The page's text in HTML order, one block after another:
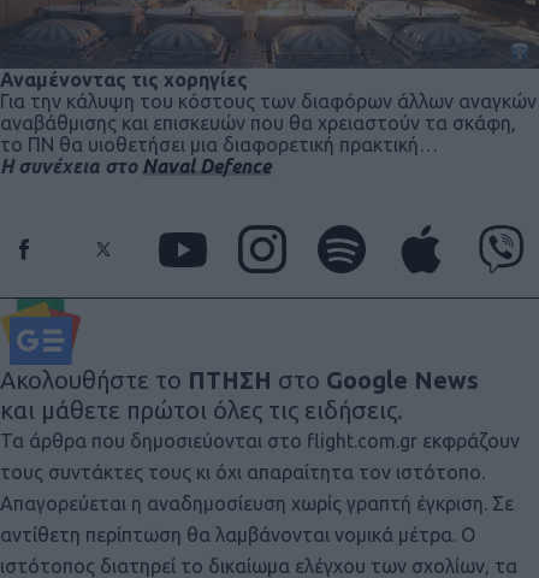
Αναμένοντας τις χορηγίες
Για την κάλυψη του κόστους των διαφόρων άλλων αναγκών
αναβάθμισης και επισκευών που θα χρειαστούν τα σκάφη,
το ΠΝ θα υιοθετήσει μια διαφορετική πρακτική…
H συνέχεια στο Naval Defence
Ακολουθήστε το ΠΤΗΣΗ στο Google News
και μάθετε πρώτοι όλες τις ειδήσεις.
Τα άρθρα που δημοσιεύονται στο flight.com.gr εκφράζουν
τους συντάκτες τους κι όχι απαραίτητα τον ιστότοπο.
Απαγορεύεται η αναδημοσίευση χωρίς γραπτή έγκριση. Σε
αντίθετη περίπτωση θα λαμβάνονται νομικά μέτρα. Ο
ιστότοπος διατηρεί το δικαίωμα ελέγχου των σχολίων, τα